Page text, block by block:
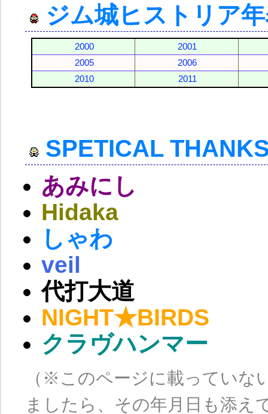
ジム城ヒストリア
2000
2001
2005
2006
2010
2011
SPETICAL
あみにし
Hidaka
しゃわ
veil
代打大道
NIGHT★BIRDS
クラヴハンマー
（※このページに載っていな
ましたら、その年月日も添え